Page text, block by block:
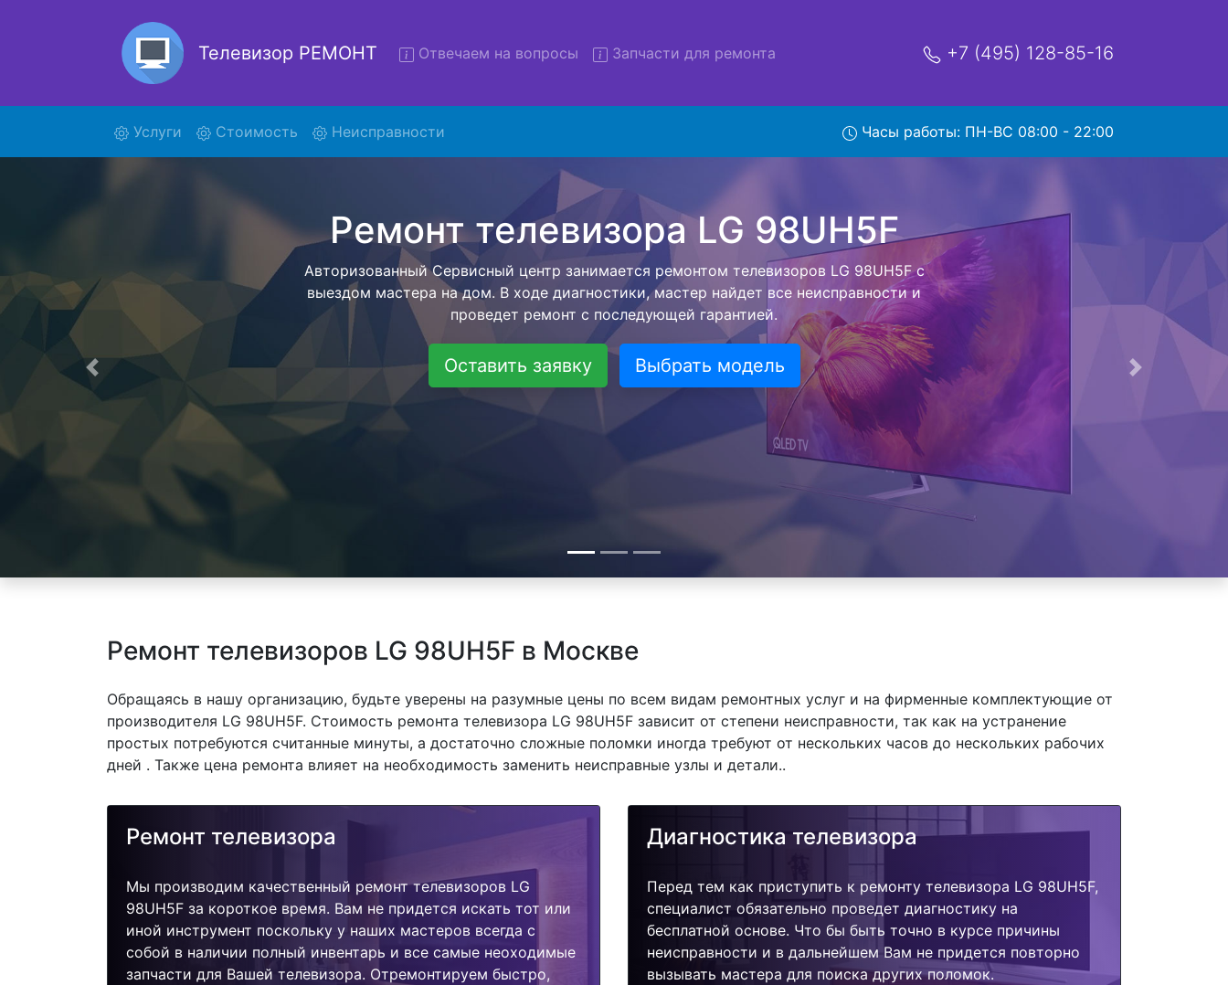
Телевизор РЕМОНТ Отвечаем на вопросы Запчасти для ремонта +7 (495) 128-85-16
Услуги (current)Стоимость Неисправности Часы работы: ПН-ВС 08:00 - 22:00
Ремонт телевизоров LG 98UH5F с
вывозом в сервис
Ремонт телевизоров LG 98UH5F с вывозом в сервисный центр и обратно - с
помощью нашей бесплатной услуги, специалист заберет Ваш телевизор для
дальнейшего более детального ремонта. Оговоренная стоимость ремонта
останется неизменно при возвращении видеотехники обратно.
Оставить заявку Выбрать модель
Предыдущая Следующая
Ремонт телевизоров LG 98UH5F в Москве
Обращаясь в нашу организацию, будьте уверены на разумные цены по всем видам ремонтных услуг и на фирменные комплектующие от
производителя LG 98UH5F. Стоимость ремонта телевизора LG 98UH5F зависит от степени неисправности, так как на устранение
простых потребуются считанные минуты, а достаточно сложные поломки иногда требуют от нескольких часов до нескольких рабочих
дней . Также цена ремонта влияет на необходимость заменить неисправные узлы и детали..
Ремонт телевизора
Мы производим качественный ремонт телевизоров LG
98UH5F за короткое время. Вам не придется искать тот или
иной инструмент поскольку у наших мастеров всегда с
собой в наличии полный инвентарь и все самые неоходимые
запчасти для Вашей телевизора. Отремонтируем быстро,
Диагностика телевизора
Перед тем как приступить к ремонту телевизора LG 98UH5F,
специалист обязательно проведет диагностику на
бесплатной основе. Что бы быть точно в курсе причины
неисправности и в дальнейшем Вам не придется повторно
вызывать мастера для поиска других поломок.